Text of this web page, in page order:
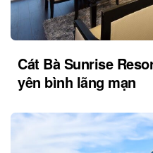
Cát Bà Sunrise
yên bình lãng mạn